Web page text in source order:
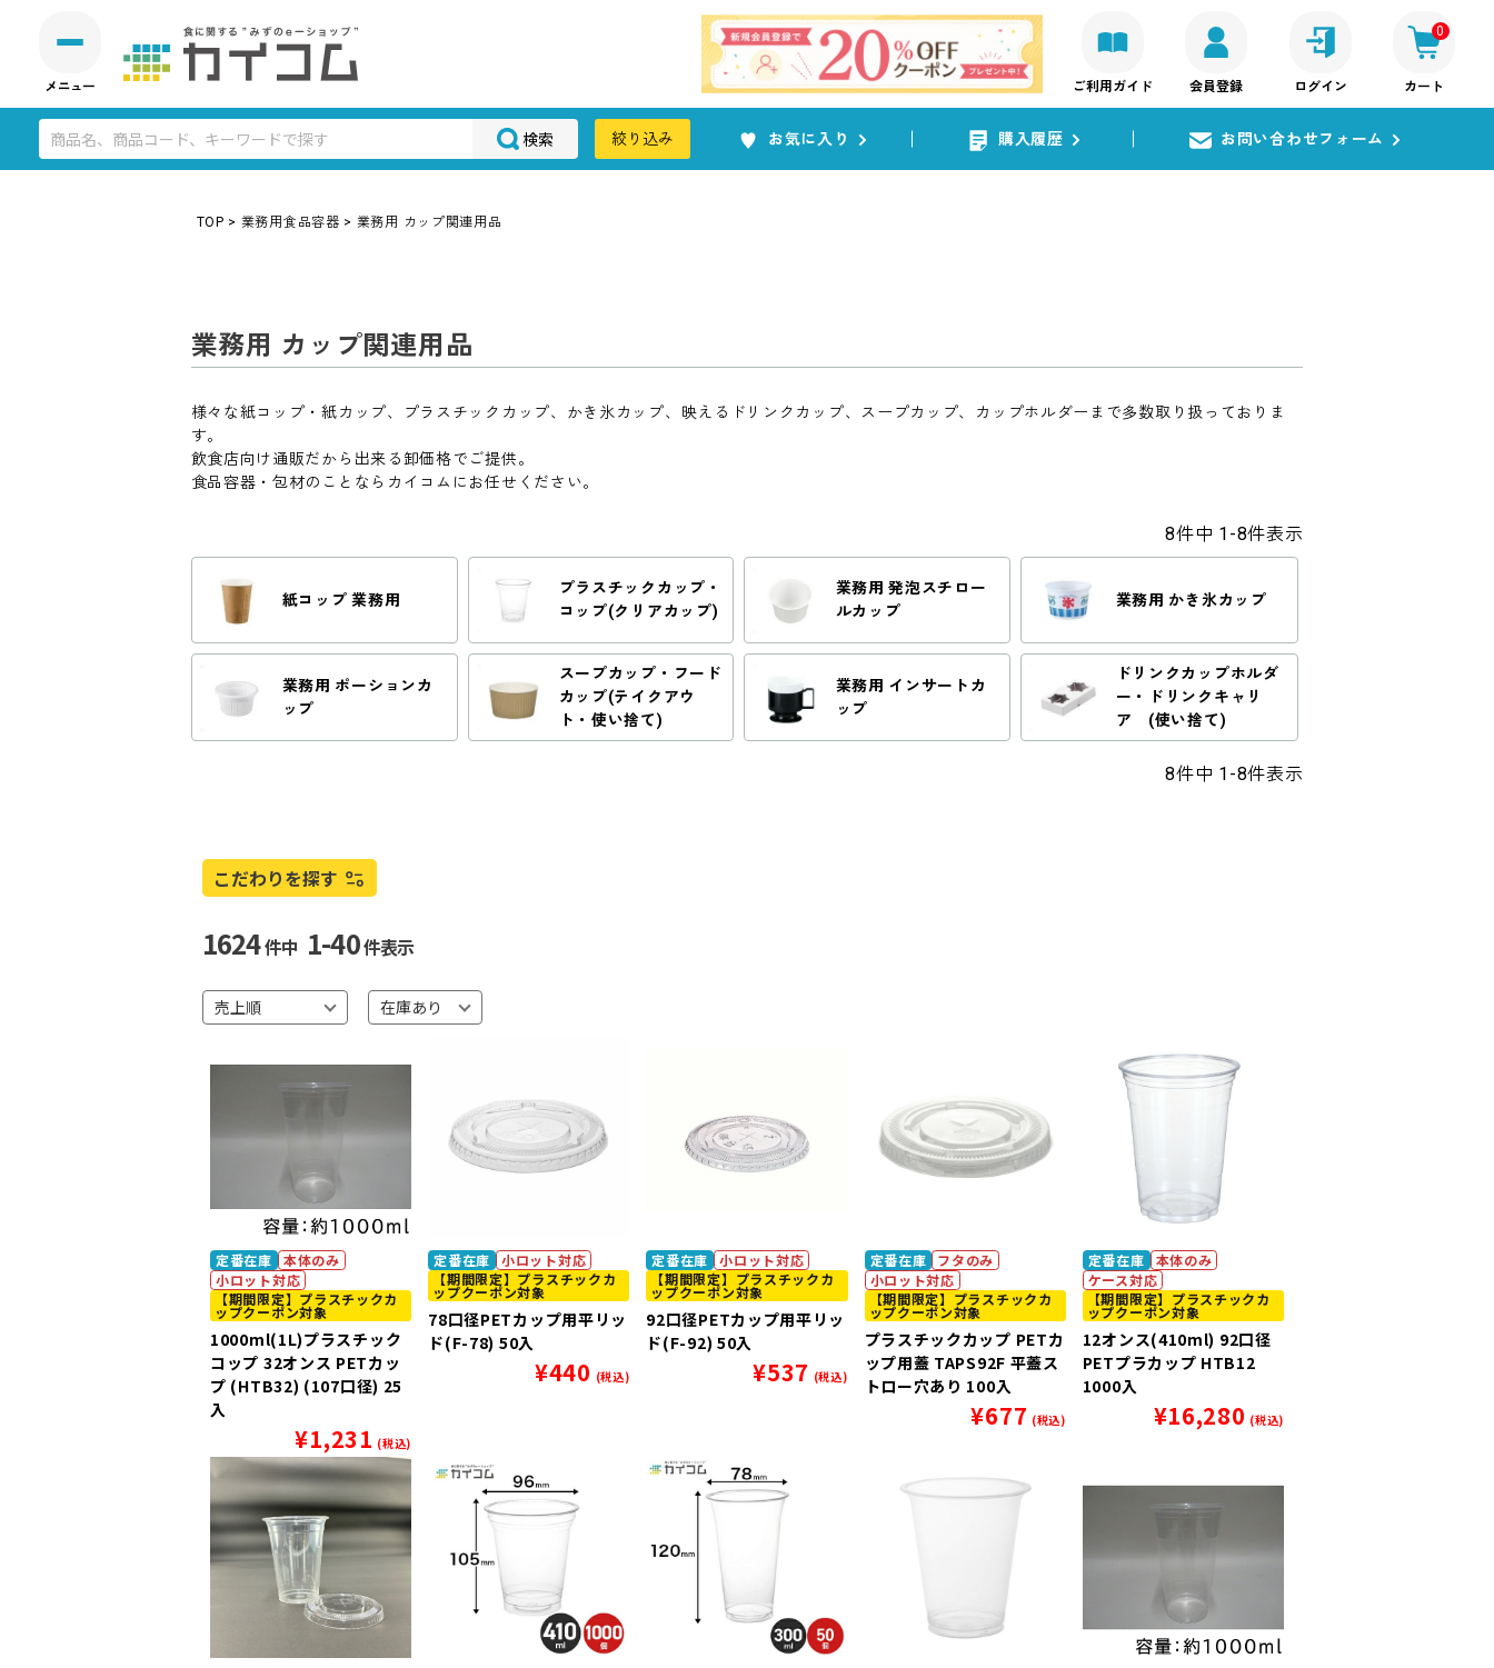
ご利用ガイド 会員登録 ログイン
0
カート
検索 絞り込み お気に入り 購入履歴 お問い合わせフォーム
TOP 業務用食品容器 業務用 カップ関連用品
業務用 カップ関連用品
様々な紙コップ・紙カップ、プラスチックカップ、かき氷カップ、映えるドリンクカップ、スープカップ、カップホルダーまで多数取り扱っておりま
す。
飲食店向け通販だから出来る卸価格でご提供。
食品容器・包材のことならカイコムにお任せください。
8件中 1 -8件表示
紙コップ 業務用
プラスチックカップ・
コップ(クリアカップ)
業務用 発泡スチロー
ルカップ
業務用 かき氷カップ
業務用 ポーションカ
ップ
スープカップ・フード
カップ(テイクアウ
ト・使い捨て)
業務用 インサートカ
ップ
ドリンクカップホルダ
ー・ドリンクキャリ
ア (使い捨て)
8件中 1 -8件表示
こだわりを探す
1624件中 1-40件表示
定番在庫
本体のみ
小ロット対応
【期間限定】プラスチックカ
ップクーポン対象
1000ml(1L)プラスチック
コップ 32オンス PETカッ
プ (HTB32) (107口径) 25
入
¥1,231 (税込)
定番在庫
小ロット対応
【期間限定】プラスチックカ
ップクーポン対象
78口径PETカップ用平リッ
ド(F-78) 50入
¥440 (税込)
定番在庫
小ロット対応
【期間限定】プラスチックカ
ップクーポン対象
92口径PETカップ用平リッ
ド(F-92) 50入
¥537 (税込)
定番在庫
フタのみ
小ロット対応
【期間限定】プラスチックカ
ップクーポン対象
プラスチックカップ PETカ
ップ用蓋 TAPS92F 平蓋ス
トロー穴あり 100入
¥677 (税込)
定番在庫
本体のみ
ケース対応
【期間限定】プラスチックカ
ップクーポン対象
12オンス(410ml) 92口径
PETプラカップ HTB12
1000入
¥16,280 (税込)